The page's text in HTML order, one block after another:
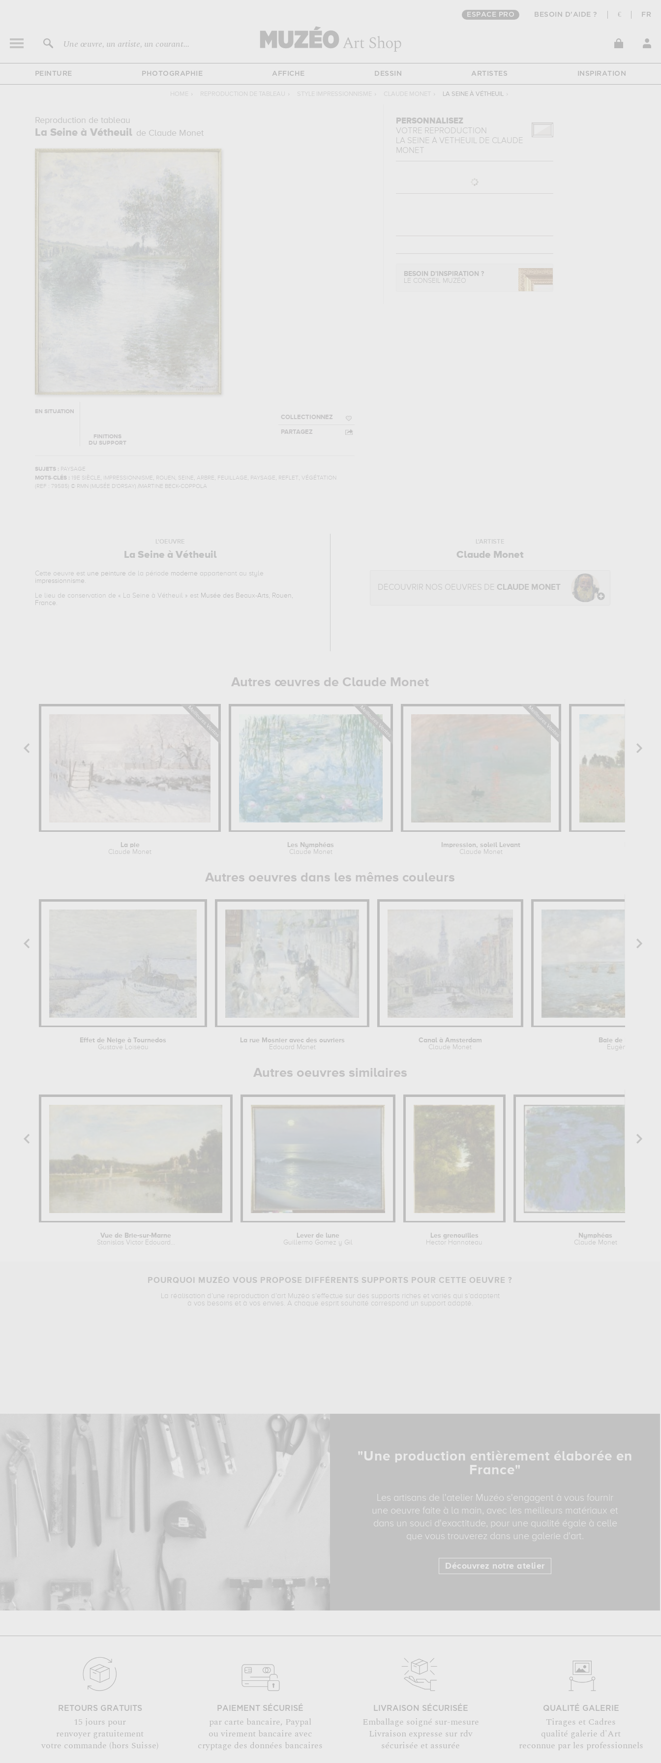
ESPACE PRO BESOIN D'AIDE ? € FR
Une œuvre, un artiste, un courant...
PEINTURE PHOTOGRAPHIE AFFICHE DESSIN ARTISTES INSPIRATION
HOME › REPRODUCTION DE TABLEAU › STYLE IMPRESSIONNISME › CLAUDE MONET › LA SEINE À VÉTHEUIL ›
Reproduction de tableau
La Seine à Vétheuil de Claude Monet
EN SITUATION
FINITIONS
DU SUPPORT
COLLECTIONNEZ
PARTAGEZ
SUJETS : PAYSAGE
MOTS-CLÉS :
19E SIÈCLE, IMPRESSIONNISME, ROUEN, SEINE, ARBRE, FEUILLAGE, PAYSAGE, REFLET, VÉGÉTATION
(REF : 79585) © RMN (MUSÉE D'ORSAY) /MARTINE BECK-COPPOLA
PERSONNALISEZ
VOTRE REPRODUCTION
LA SEINE À VÉTHEUIL DE CLAUDE
MONET
BESOIN D'INSPIRATION ?
LE CONSEIL MUZÉO
L'OEUVRE
La Seine à Vétheuil
Cette oeuvre est une peinture de la période moderne appartenant au style
impressionnisme.
Le lieu de conservation de « La Seine à Vétheuil » est Musée des Beaux-Arts, Rouen,
France.
L'ARTISTE
Claude Monet
DÉCOUVRIR NOS OEUVRES DE CLAUDE MONET
Autres œuvres de Claude Monet
La pie
Claude Monet
Les Nymphéas
Claude Monet
Impression, soleil Levant
Claude Monet
Autres oeuvres dans les mêmes couleurs
Effet de Neige à Tournedos
Gustave Loiseau
La rue Mosnier avec des ouvriers
Edouard Manet
Canal à Amsterdam
Claude Monet
Baie de
Eugène Boudin
Autres oeuvres similaires
Vue de Brie-sur-Marne
Stanislas Victor Edouard...
Lever de lune
Guillermo Gomez y Gil
Les grenouilles
Hector Hannoteau
Nymphéas
Claude Monet
POURQUOI MUZÉO VOUS PROPOSE DIFFÉRENTS SUPPORTS POUR CETTE OEUVRE ?
La réalisation d’une reproduction d’art Muzéo s’effectue sur des supports riches et variés qui s’adaptent
à vos besoins et à vos envies. A chaque esprit souhaité correspond un support adapté.
"Une production entièrement élaborée en
France"
Les artisans de l'atelier Muzéo s'engagent à vous fournir
une oeuvre faite à la main, avec les meilleurs matériaux et
dans un souci d'exactitude, pour une qualité égale à celle
que vous trouverez dans une galerie d'art.
Découvrez notre atelier
RETOURS GRATUITS
15 jours pour
renvoyer gratuitement
votre commande (hors Suisse)
PAIEMENT SÉCURISÉ
par carte bancaire, Paypal
ou virement bancaire avec
cryptage des données bancaires
LIVRAISON SÉCURISÉE
Emballage soigné sur-mesure
Livraison expresse sur rdv
sécurisée et assurée
QUALITÉ GALERIE
Tirages et Cadres
qualité galerie d'Art
reconnue par les professionnels